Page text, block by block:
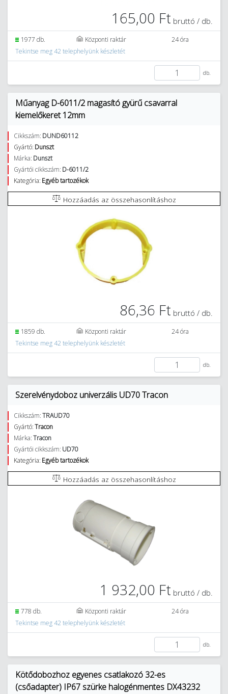
165,00 Ft bruttó / db.
1977 db. Központi raktár
24 óra
Tekintse meg 42 telephelyünk készletét
db.
Műanyag D-6011/2 magasító gyürű csavarral
kiemelőkeret 12mm
Cikkszám: DUND60112
Gyártó: Dunszt
Márka: Dunszt
Gyártói cikkszám: D-6011/2
Kategória: Egyéb tartozékok
Hozzáadás az összehasonlításhoz
86,36 Ft bruttó / db.
1859 db. Központi raktár
24 óra
Tekintse meg 42 telephelyünk készletét
db.
Szerelvénydoboz univerzális UD70 Tracon
Cikkszám:TRAUD70
Gyártó:Tracon
Márka:Tracon
Gyártói cikkszám: UD70
Kategória: Egyéb tartozékok
Hozzáadás az összehasonlításhoz
1 932,00 Ft bruttó / db.
778 db. Központi raktár
24 óra
Tekintse meg 42 telephelyünk készletét
db.
Kötődobozhoz egyenes csatlakozó 32-es
(csőadapter) IP67 szürke halogénmentes DX43232